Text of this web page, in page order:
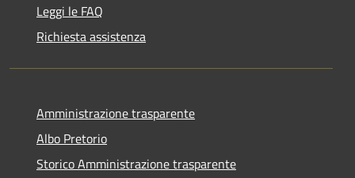
Leggi le FAQ
Richiesta assistenza
Amministrazione trasparente
Albo Pretorio
Storico Amministrazione trasparente